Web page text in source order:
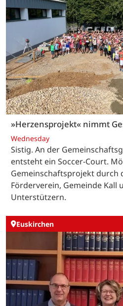
»Herzensprojekt« nimmt
Wednesday
Sistig. An der
entsteht ein Soccer-Court.
Gemeinschaftsprojekt durch
Förderverein, Gemeinde Kall
Unterstützern.
Euskirchen